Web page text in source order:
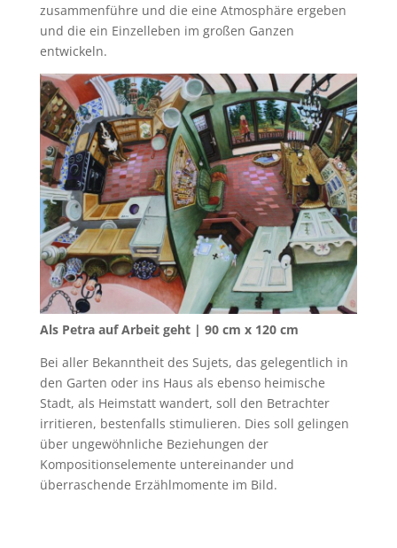
zusammenführe und die eine Atmosphäre ergeben
und die ein Einzelleben im großen Ganzen
entwickeln.
Als Petra auf Arbeit geht | 90 cm x 120 cm
Bei aller Bekanntheit des Sujets, das gelegentlich in
den Garten oder ins Haus als ebenso heimische
Stadt, als Heimstatt wandert, soll den Betrachter
irritieren, bestenfalls stimulieren. Dies soll gelingen
über ungewöhnliche Beziehungen der
Kompositionselemente untereinander und
überraschende Erzählmomente im Bild.